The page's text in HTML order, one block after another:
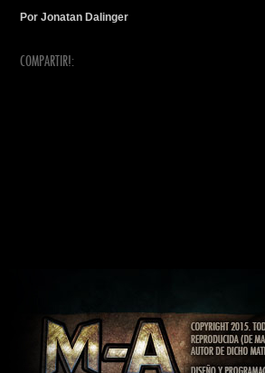
Por Jonatan Dalinger
COMPARTIR!: